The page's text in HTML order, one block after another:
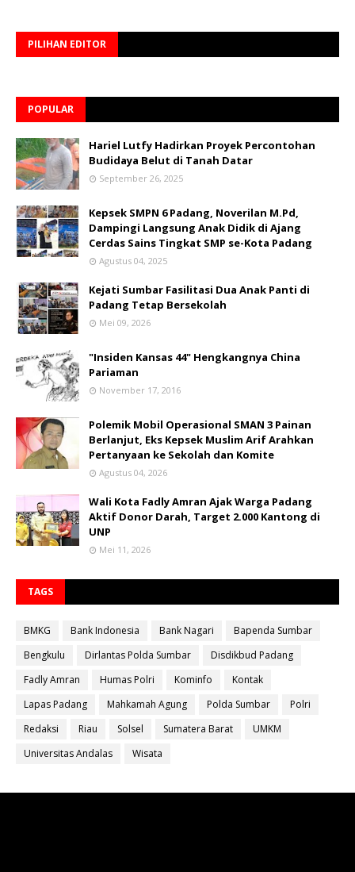
PILIHAN EDITOR
POPULAR
Hariel Lutfy Hadirkan Proyek Percontohan
Budidaya Belut di Tanah Datar
September 26, 2025
Kepsek SMPN 6 Padang, Noverilan M.Pd,
Dampingi Langsung Anak Didik di Ajang
Cerdas Sains Tingkat SMP se-Kota Padang
Agustus 04, 2025
Kejati Sumbar Fasilitasi Dua Anak Panti di
Padang Tetap Bersekolah
Mei 09, 2026
"Insiden Kansas 44" Hengkangnya China
Pariaman
November 17, 2016
Polemik Mobil Operasional SMAN 3 Painan
Berlanjut, Eks Kepsek Muslim Arif Arahkan
Pertanyaan ke Sekolah dan Komite
Agustus 04, 2026
Wali Kota Fadly Amran Ajak Warga Padang
Aktif Donor Darah, Target 2.000 Kantong di
UNP
Mei 11, 2026
TAGS
BMKG Bank Indonesia Bank Nagari
Bapenda Sumbar
Bengkulu
Dirlantas Polda Sumbar
Disdikbud Padang
Fadly Amran
Humas Polri Kominfo
Kontak
Lapas Padang
Mahkamah Agung Polda Sumbar
Polri
Redaksi
Riau Solsel Sumatera Barat
UMKM
Universitas Andalas
Wisata